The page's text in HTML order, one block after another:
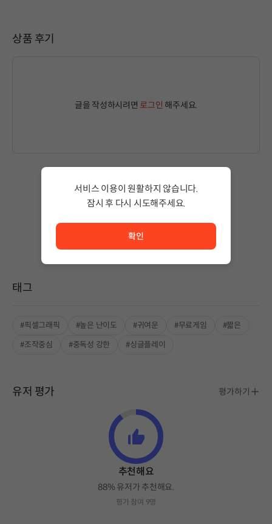
상품 후기
글을 작성하시려면 로그인 해주세요.
작성된 글이 없습니다.
상품 이용 후 첫 번째 글을 남겨보세요!
태그
#픽셀그래픽 #높은 난이도 #귀여운 #무료게임
#짧은
#조작중심
#중독성 강한 #싱글플레이
유저 평가 평가하기
추천해요
88% 유저가 추천해요.
평가 참여 9명
서비스 이용이 원활하지 않습니다.
잠시 후 다시 시도해주세요.
확인